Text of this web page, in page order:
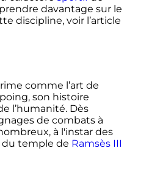
davantage sur le
discipline, voir l’article
comme l’art de
son histoire
l’humanité. Dès
de combats à
à l'instar des
temple de Ramsès III